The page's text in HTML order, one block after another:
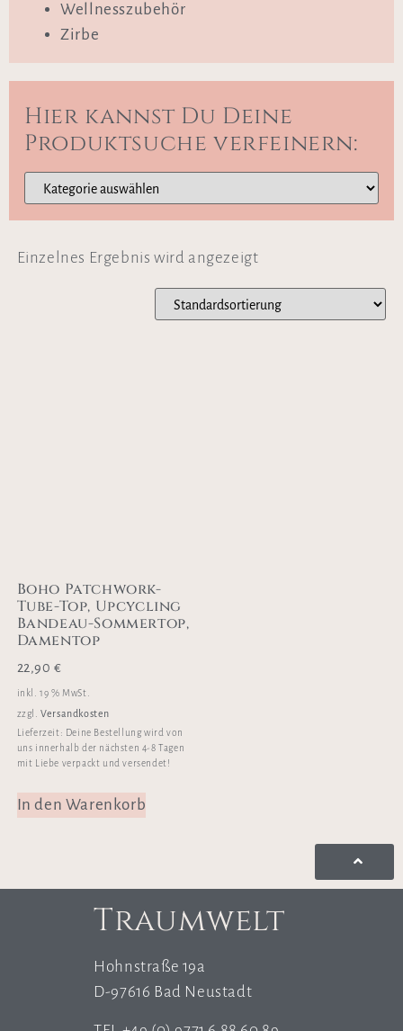
Wellnesszubehör
Zirbe
Hier kannst Du Deine
Produktsuche verfeinern:
Einzelnes Ergebnis wird angezeigt
Boho Patchwork-
Tube-Top, Upcycling
Bandeau-Sommertop,
Damentop
22,90€
inkl. 19 % MwSt.
zzgl.Versandkosten
Lieferzeit: Deine Bestellung wird von
uns innerhalb der nächsten 4-8 Tagen
mit Liebe verpackt und versendet!
In den Warenkorb
Traumwelt
Hohnstraße 19a
D-97616 Bad Neustadt